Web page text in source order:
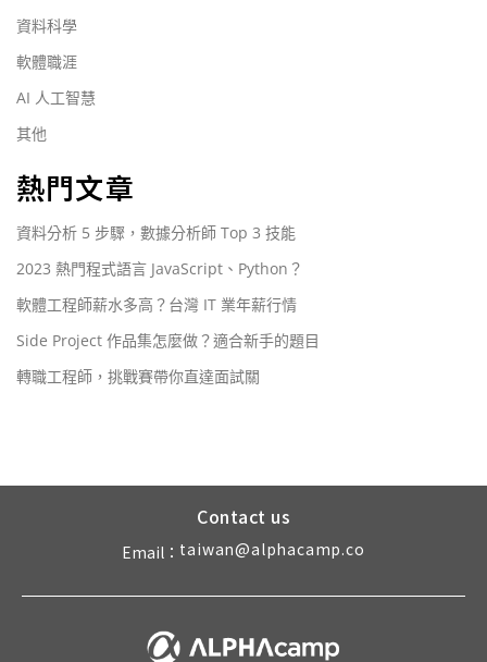
資料科學
軟體職涯
AI 人工智慧
其他
熱門文章
資料分析 5 步驟，數據分析師 Top 3 技能
2023 熱門程式語言 JavaScript、Python？
軟體工程師薪水多高？台灣 IT 業年薪行情
Side Project 作品集怎麼做？適合新手的題目
轉職工程師，挑戰賽帶你直達面試關
Contact us
Email： taiwan@alphacamp.co